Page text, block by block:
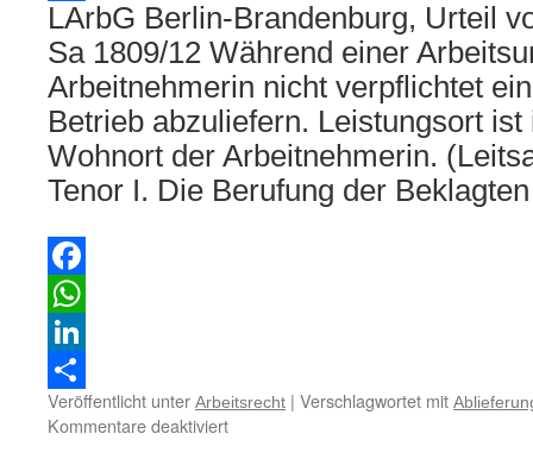
Teilen
LArbG Berlin-Brandenburg, Urteil
Sa 1809/12 Während einer
Arbeitnehmerin nicht verpflichtet
Betrieb abzuliefern. Leistungsort
Wohnort der Arbeitnehmerin.
Tenor I. Die Berufung der
Facebook
WhatsApp
LinkedIn
Teilen
Veröffentlicht unter Arbeitsrecht | Verschlagwortet mit
Kommentare deaktiviertfür